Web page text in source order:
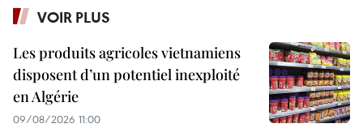
VOIR PLUS
Les produits agricoles vietnamiens
disposent d’un potentiel inexploité
en Algérie
09/08/2026 11:00